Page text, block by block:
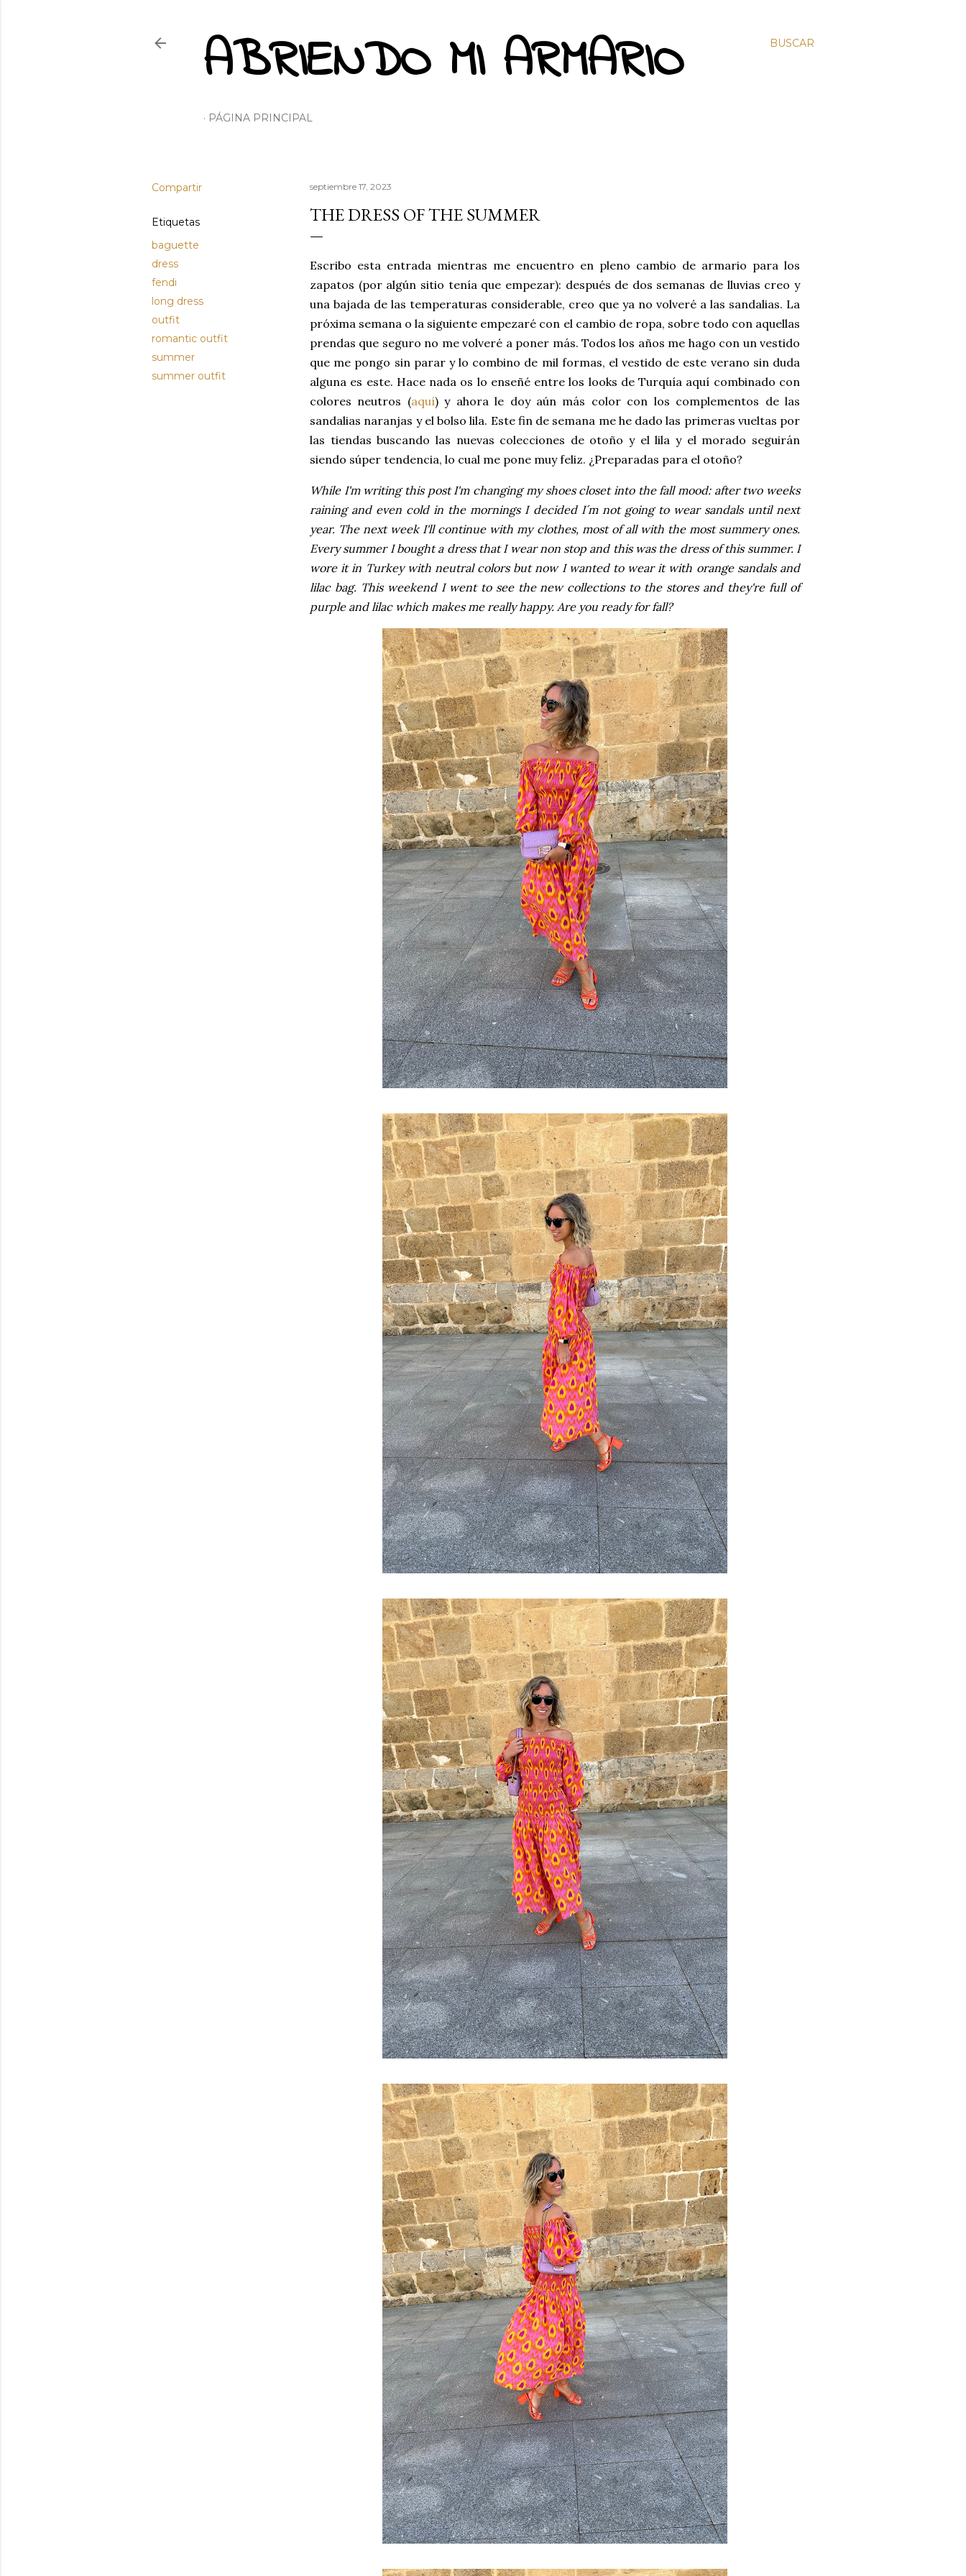
BUSCAR
ABRIENDO MI ARMARIO
PÁGINA PRINCIPAL
Compartir
Etiquetas
baguette
dress
fendi
long dress
outfit
romantic outfit
summer
summer outfit
septiembre 17, 2023
THE DRESS OF THE SUMMER
Escribo esta entrada mientras me encuentro en pleno cambio de armario para los
zapatos (por algún sitio tenía que empezar): después de dos semanas de lluvias creo y
una bajada de las temperaturas considerable, creo que ya no volveré a las sandalias. La
próxima semana o la siguiente empezaré con el cambio de ropa, sobre todo con aquellas
prendas que seguro no me volveré a poner más. Todos los años me hago con un vestido
que me pongo sin parar y lo combino de mil formas, el vestido de este verano sin duda
alguna es este. Hace nada os lo enseñé entre los looks de Turquía aquí combinado con
colores neutros (aquí) y ahora le doy aún más color con los complementos de las
sandalias naranjas y el bolso lila. Este fin de semana me he dado las primeras vueltas por
las tiendas buscando las nuevas colecciones de otoño y el lila y el morado seguirán
siendo súper tendencia, lo cual me pone muy feliz. ¿Preparadas para el otoño?
While I'm writing this post I'm changing my shoes closet into the fall mood: after two weeks
raining and even cold in the mornings I decided I´m not going to wear sandals until next
year. The next week I'll continue with my clothes, most of all with the most summery ones.
Every summer I bought a dress that I wear non stop and this was the dress of this summer. I
wore it in Turkey with neutral colors but now I wanted to wear it with orange sandals and
lilac bag. This weekend I went to see the new collections to the stores and they're full of
purple and lilac which makes me really happy. Are you ready for fall?